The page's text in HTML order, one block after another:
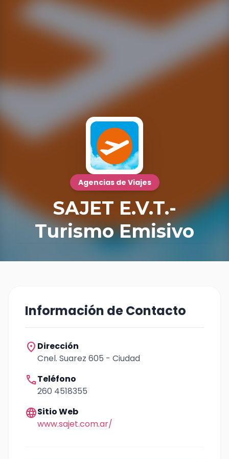
Agencias de Viajes
SAJET E.V.T.-
Turismo Emisivo
Información de Contacto
location_on Dirección
Cnel. Suarez 605 - Ciudad
callTeléfono
260 4518355
languageSitio Web
www.sajet.com.ar/